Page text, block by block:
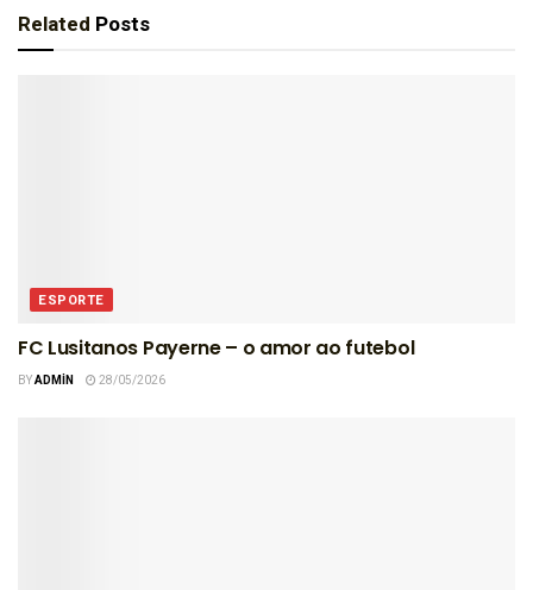
Related Posts
ESPORTE
FC Lusitanos Payerne – o amor ao futebol
BYADMIN 28/05/2026